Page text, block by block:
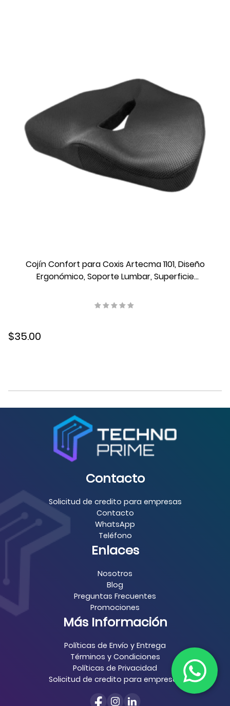
Cojín Confort para Coxis Artecma 1101, Diseño
Ergonómico, Soporte Lumbar, Superficie
$35.00
Contacto
Solicitud de credito para empresas
Contacto
WhatsApp
Teléfono
Enlaces
Nosotros
Blog
Preguntas Frecuentes
Promociones
Más Información
Políticas de Envío y Entrega
Términos y Condiciones
Políticas de Privacidad
Solicitud de credito para empresas